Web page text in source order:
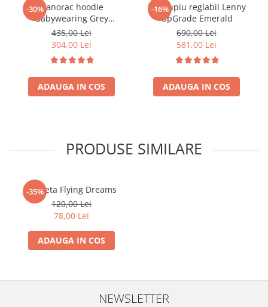
-30%Hanorac hoodie
Babywearing Grey
Simphony Rainbow Light-
marime M
435,00 Lei
304,00 Lei
ADAUGA IN COS
-16%
Marsupiu reglabil Lenny
UpGrade Emerald
690,00 Lei
581,00 Lei
ADAUGA IN COS
PRODUSE SIMILARE
-35%
Borseta Flying Dreams
120,00 Lei
78,00 Lei
ADAUGA IN COS
NEWSLETTER